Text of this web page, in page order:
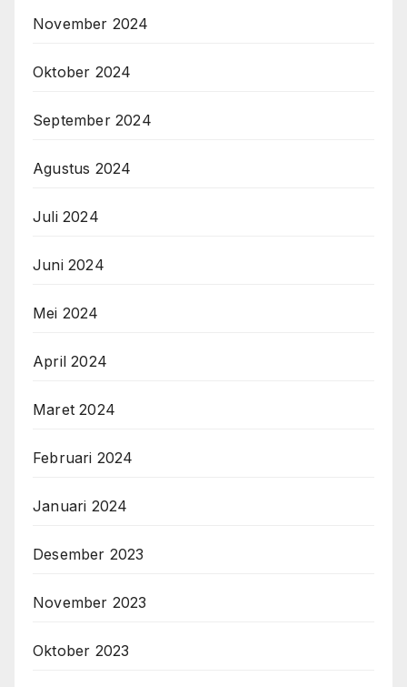
November 2024
Oktober 2024
September 2024
Agustus 2024
Juli 2024
Juni 2024
Mei 2024
April 2024
Maret 2024
Februari 2024
Januari 2024
Desember 2023
November 2023
Oktober 2023